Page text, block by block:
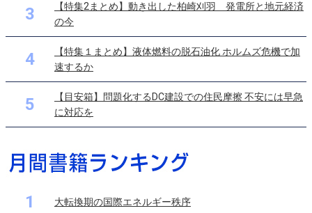
3
【特集2まとめ】動き出した柏崎刈羽 発電所と地元経済
の今
4
【特集１まとめ】液体燃料の脱石油化 ホルムズ危機で加
速するか
5
【目安箱】問題化するDC建設での住民摩擦 不安には早急
に対応を
1 大転換期の国際エネルギー秩序